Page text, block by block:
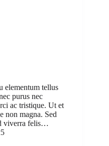
elementum tellus
purus nec
ac tristique. Ut et
non magna. Sed
viverra felis…